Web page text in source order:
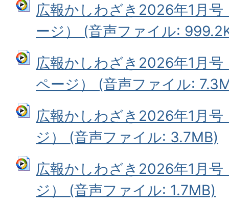
広報かしわざき2026年1月
ージ） (音声ファイル:
広報かしわざき2026年1月
ページ） (音声ファイル:
広報かしわざき2026年1月
ジ） (音声ファイル: 3.7MB)
広報かしわざき2026年1月
ジ） (音声ファイル: 1.7MB)